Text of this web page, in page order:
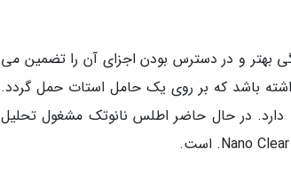
بهتر و در دسترس بودن اجزای آن را تضمین می
باشد که بر روی یک حامل استات حمل گردد.
دارد. در حال حاضر اطلس نانوتک مشغول تحلیل